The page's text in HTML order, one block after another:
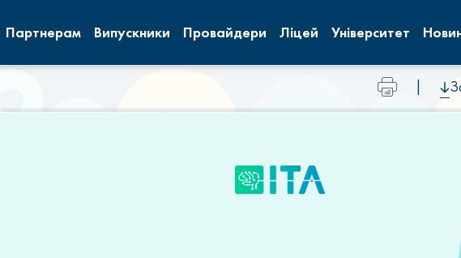
Партнерам Випускники Провайдери Ліцей Університет
|